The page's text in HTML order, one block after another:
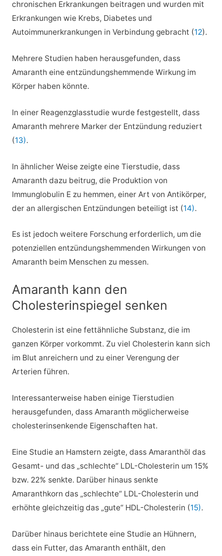
chronischen Erkrankungen beitragen und wurden mit
Erkrankungen wie Krebs, Diabetes und
Autoimmunerkrankungen in Verbindung gebracht (12).
Mehrere Studien haben herausgefunden, dass
Amaranth eine entzündungshemmende Wirkung im
Körper haben könnte.
In einer Reagenzglasstudie wurde festgestellt, dass
Amaranth mehrere Marker der Entzündung reduziert
(13).
In ähnlicher Weise zeigte eine Tierstudie, dass
Amaranth dazu beitrug, die Produktion von
Immunglobulin E zu hemmen, einer Art von Antikörper,
der an allergischen Entzündungen beteiligt ist (14).
Es ist jedoch weitere Forschung erforderlich, um die
potenziellen entzündungshemmenden Wirkungen von
Amaranth beim Menschen zu messen.
Amaranth kann den
Cholesterinspiegel senken
Cholesterin ist eine fettähnliche Substanz, die im
ganzen Körper vorkommt. Zu viel Cholesterin kann sich
im Blut anreichern und zu einer Verengung der
Arterien führen.
Interessanterweise haben einige Tierstudien
herausgefunden, dass Amaranth möglicherweise
cholesterinsenkende Eigenschaften hat.
Eine Studie an Hamstern zeigte, dass Amaranthöl das
Gesamt- und das „schlechte“ LDL-Cholesterin um 15%
bzw. 22% senkte. Darüber hinaus senkte
Amaranthkorn das „schlechte“ LDL-Cholesterin und
erhöhte gleichzeitig das „gute“ HDL-Cholesterin (15).
Darüber hinaus berichtete eine Studie an Hühnern,
dass ein Futter, das Amaranth enthält, den